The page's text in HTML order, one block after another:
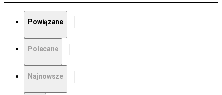
Powiązane
Polecane
Najnowsze